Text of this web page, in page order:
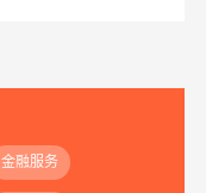
金融服务